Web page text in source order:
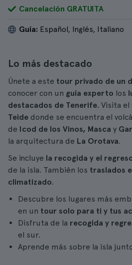
Cancelación GRATUITA
Guía: Español, Inglés, Italiano
Lo más destacado
Únete a este tour privado de un
conocer con un guía experto los
destacados de Tenerife. Visita el
Teide donde se encuentra el
de Icod de los Vinos, Masca y
la arquitectura de La Orotava.
Se incluye la recogida y el
de la isla. También los traslados
climatizado.
Descubre los lugares más
en un tour solo para ti y tus
Disfruta de la recogida y
el sur.
Aprende más sobre la isla